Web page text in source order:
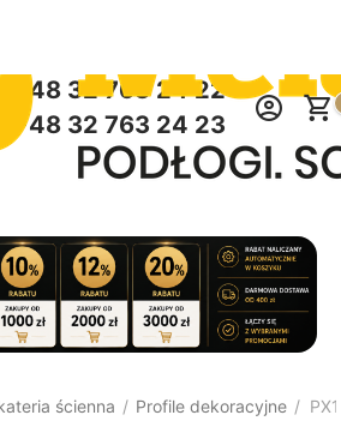
+48 32 763 24 22
+48 32 763 24 23
ścienna / Profile dekoracyjne /